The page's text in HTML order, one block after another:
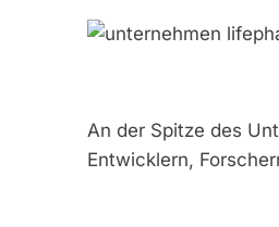
An der Spitze des
Entwicklern,